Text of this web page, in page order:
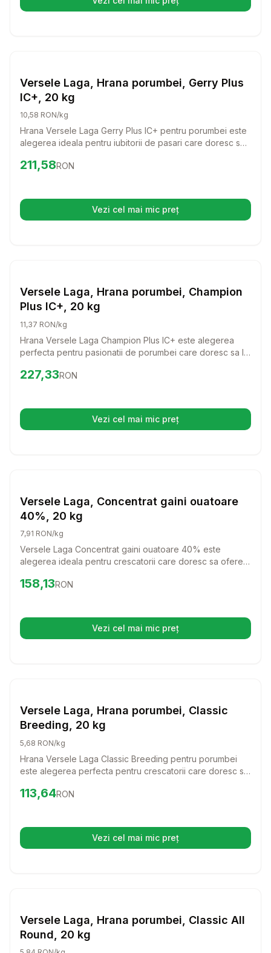
(se deschide într-o filă nouă)
Hrana Pasari Ferma
Versele Laga, Hrana porumbei, Gerry Plus
IC+, 20 kg
10,58 RON/kg
Hrana Versele Laga Gerry Plus IC+ pentru porumbei este
alegerea ideala pentru iubitorii de pasari care doresc sa
special creata, aceasta hrana va ajuta la mentinerea
Preț:211.58
211,58RON
Vezi cel mai mic preț(se deschide într-o filă nouă)
Hrana Pasari Ferma
Versele Laga, Hrana porumbei, Champion
Plus IC+, 20 kg
11,37 RON/kg
Hrana Versele Laga Champion Plus IC+ este alegerea
perfecta pentru pasionatii de porumbei care doresc sa le
special conceput pentru sezonul de curse, porumbeii tai
Preț: 227.33 RON
227,33RON
Vezi cel mai mic preț(se deschide într-o filă nouă)
Hrana Pasari Ferma
Versele Laga, Concentrat gaini ouatoare
40%, 20 kg
7,91 RON/kg
Versele Laga Concentrat gaini ouatoare 40% este
alegerea ideala pentru crescatorii care doresc sa ofere
bogat de proteine si vitamine esentiale, acest concentrat
Preț:158.13
158,13RON
Vezi cel mai mic preț(se deschide într-o filă nouă)
Hrana Pasari Ferma
Versele Laga, Hrana porumbei, Classic
Breeding, 20 kg
5,68 RON/kg
Hrana Versele Laga Classic Breeding pentru porumbei
este alegerea perfecta pentru crescatorii care doresc sa
un amestec colorat ce include porumb galben frantuzesc,
Preț:113.64
113,64RON
Vezi cel mai mic preț(se deschide într-o filă nouă)
Hrana Pasari Ferma
Versele Laga, Hrana porumbei, Classic All
Round, 20 kg